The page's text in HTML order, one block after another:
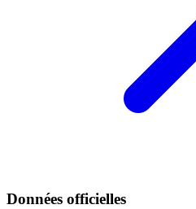
Données officielles